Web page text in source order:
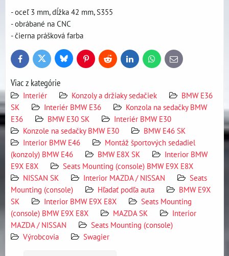
- oceľ 3 mm, dĺžka 42 mm, S355
- obrábané na CNC
- čierna prášková farba
FacebookTwitter BlueskyPinterestReddit LinkedInWhatsApp
E-
mail
Viac z kategórie
Interiér Konzoly a držiaky sedačiek
BMW E36
SK
Interiér BMW E36
Konzola na sedačky BMW
E36
BMW E30 SK
Interiér BMW E30
Konzole na sedačky BMW E30
BMW E46 SK
Interior BMW E46
Montáž športových sedadiel
(konzoly) BMW E46
BMW E8X SK
Interior BMW
E9X E8X
Seats Mounting (console) BMW E9X E8X
NISSAN SK
Interior MAZDA / NISSAN
Seats
Mounting (console)
Hľadať podľa auta
BMW E9X
SK
Interior BMW E9X E8X
Seats Mounting
(console) BMW E9X E8X
MAZDA SK
Interior
MAZDA / NISSAN
Seats Mounting (console)
Výrobcovia
Swagier